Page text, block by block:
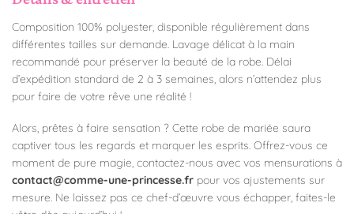
Composition 100% polyester, disponible régulièrement dans
différentes tailles sur demande. Lavage délicat à la main
recommandé pour préserver la beauté de la robe. Délai
d’expédition standard de 2 à 3 semaines, alors n’attendez plus
pour faire de votre rêve une réalité !
Alors, prêtes à faire sensation ? Cette robe de mariée saura
captiver tous les regards et marquer les esprits. Offrez-vous ce
moment de pure magie, contactez-nous avec vos mensurations à
contact@comme-une-princesse.fr pour vos ajustements sur
mesure. Ne laissez pas ce chef-d’œuvre vous échapper, faites-le